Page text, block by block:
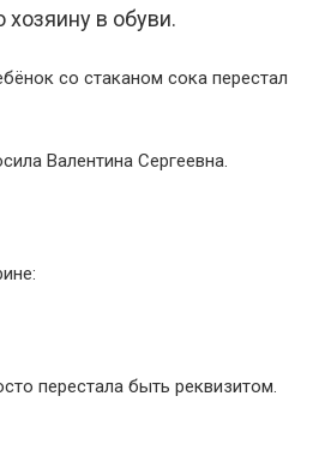
в обуви.
со стаканом сока перестал
Валентина Сергеевна.
перестала быть реквизитом.